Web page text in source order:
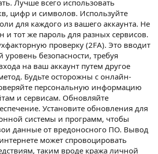
Лучше всего использовать
цифр и символов. Используйте
для каждого из вашего аккаунта. Не
и тот же пароль для разных сервисов.
проверку (2FA). Это вводит
безопасности, требуя
на ваш аккаунт путем другое
Будьте осторожны с онлайн-
персональную информацию
и сервисам. Обновляйте
Установите обновления для
системы и программ, чтобы
данные от вредоносного ПО. Вывод
может спровоцировать
таким вроде кража личной